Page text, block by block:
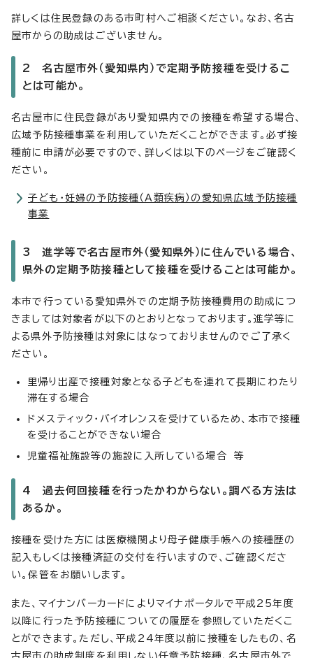
詳しくは住民登録のある市町村へご相談ください。なお、名古
屋市からの助成はございません。
2 名古屋市外（愛知県内）で定期予防接種を受けるこ
とは可能か。
名古屋市に住民登録があり愛知県内での接種を希望する場合、
広域予防接種事業を利用していただくことができます。必ず接
種前に申請が必要ですので、詳しくは以下のページをご確認く
ださい。
子ども・妊婦の予防接種（A類疾病）の愛知県広域予防接種
事業
3 進学等で名古屋市外（愛知県外）に住んでいる場合、
県外の定期予防接種として接種を受けることは可能か。
本市で行っている愛知県外での定期予防接種費用の助成につ
きましては対象者が以下のとおりとなっております。進学等に
よる県外予防接種は対象にはなっておりませんのでご了承く
ださい。
里帰り出産で接種対象となる子どもを連れて長期にわたり
滞在する場合
ドメスティック・バイオレンスを受けているため、本市で接種
を受けることができない場合
児童福祉施設等の施設に入所している場合 等
4 過去何回接種を行ったかわからない。調べる方法は
あるか。
接種を受けた方には医療機関より母子健康手帳への接種歴の
記入もしくは接種済証の交付を行いますので、ご確認くださ
い。保管をお願いします。
また、マイナンバーカードによりマイナポータルで平成25年度
以降に行った予防接種についての履歴を参照していただくこ
とができます。ただし、平成24年度以前に接種をしたもの、名
古屋市の助成制度を利用しない任意予防接種、名古屋市外で